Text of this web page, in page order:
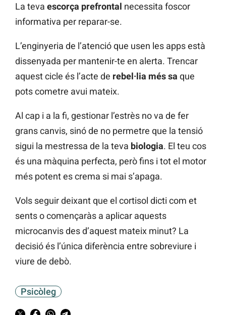
La teva escorça prefrontal necessita foscor
informativa per reparar-se.
L’enginyeria de l’atenció que usen les apps està
dissenyada per mantenir-te en alerta. Trencar
aquest cicle és l’acte de rebel·lia més sa que
pots cometre avui mateix.
Al cap i a la fi, gestionar l’estrès no va de fer
grans canvis, sinó de no permetre que la tensió
sigui la mestressa de la teva biologia. El teu cos
és una màquina perfecta, però fins i tot el motor
més potent es crema si mai s’apaga.
Vols seguir deixant que el cortisol dicti com et
sents o començaràs a aplicar aquests
microcanvis des d’aquest mateix minut? La
decisió és l’única diferència entre sobreviure i
viure de debò.
Psicòleg